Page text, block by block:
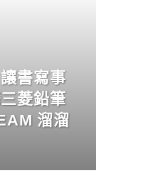
書寫事
菱鉛筆
溜溜